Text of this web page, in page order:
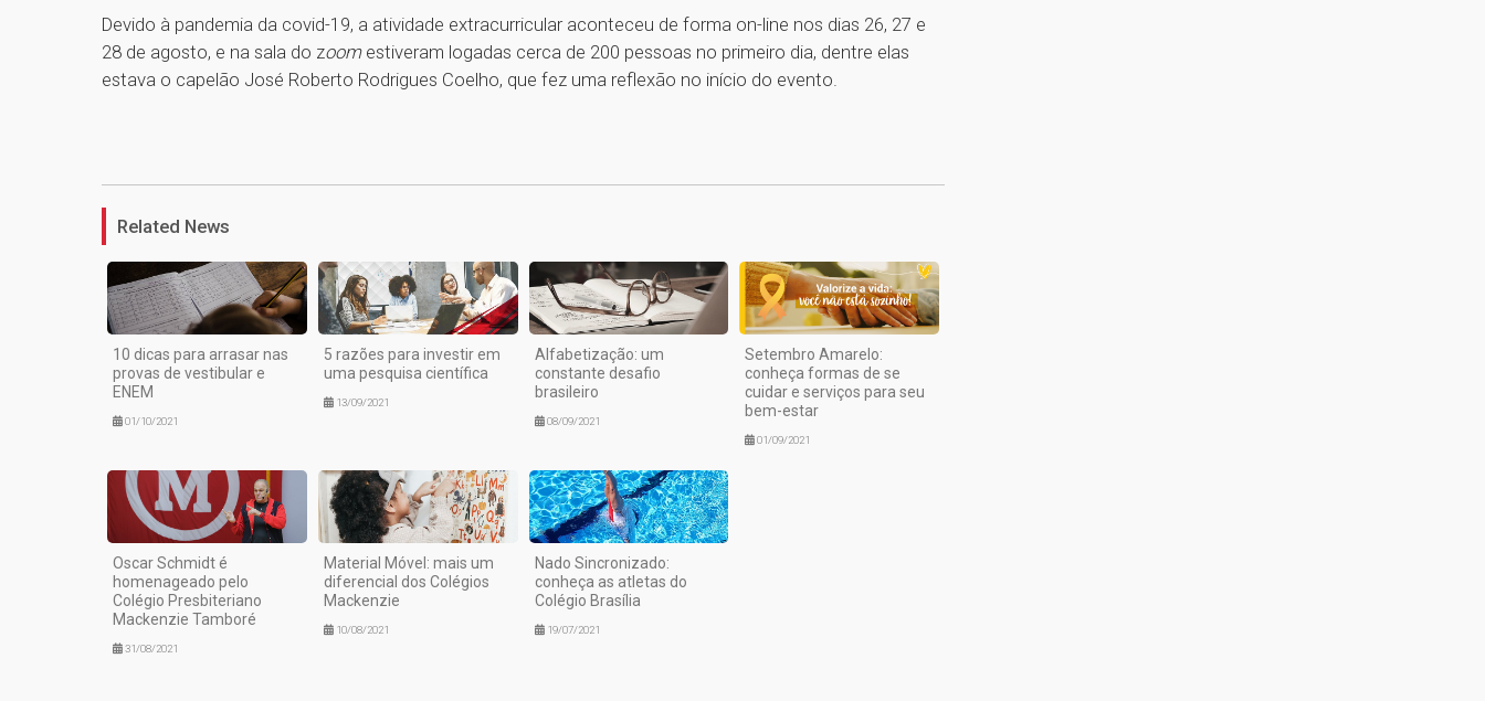
Devido à pandemia da covid-19, a atividade extracurricular aconteceu de forma on-line nos dias 26, 27 e
28 de agosto, e na sala do zoomestiveram logadas cerca de 200 pessoas no primeiro dia, dentre elas
estava o capelão José Roberto Rodrigues Coelho, que fez uma reflexão no início do evento.
Related News
10 dicas para arrasar nas
provas de vestibular e
ENEM
01/10/2021
5 razões para investir em
uma pesquisa científica
13/09/2021
Alfabetização: um
constante desafio
brasileiro
08/09/2021
Setembro Amarelo:
conheça formas de se
cuidar e serviços para seu
bem-estar
01/09/2021
Oscar Schmidt é
homenageado pelo
Colégio Presbiteriano
Mackenzie Tamboré
31/08/2021
Material Móvel: mais um
diferencial dos Colégios
Mackenzie
10/08/2021
Nado Sincronizado:
conheça as atletas do
Colégio Brasília
19/07/2021